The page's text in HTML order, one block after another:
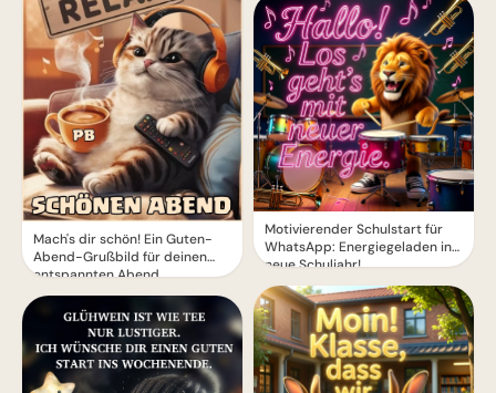
Mach's dir schön! Ein Guten-
Abend-Grußbild für deinen
entspannten Abend
Motivierender Schulstart für
WhatsApp: Energiegeladen ins
neue Schuljahr!